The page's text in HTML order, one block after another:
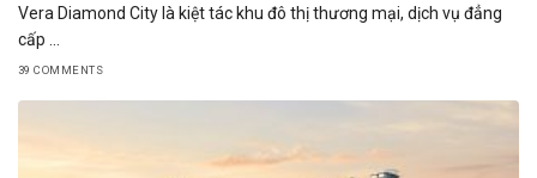
Vera Diamond City là kiệt tác khu đô thị thương mại, dịch vụ đẳng
cấp ...
39 COMMENTS